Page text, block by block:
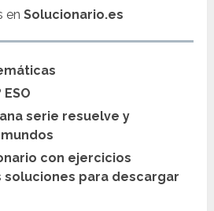
enSolucionario.es
ESO
serie resuelve y
con ejercicios
soluciones para descargar